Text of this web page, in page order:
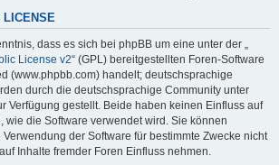
LICENSE
dass es sich bei phpBB um eine unter der „
License v2“ (GPL) bereitgestellten Foren-Software
(www.phpbb.com) handelt; deutschsprachige
durch die deutschsprachige Community unter
Verfügung gestellt. Beide haben keinen Einfluss auf
wie die Software verwendet wird. Sie können
der Software für bestimmte Zwecke nicht
Inhalte fremder Foren Einfluss nehmen.